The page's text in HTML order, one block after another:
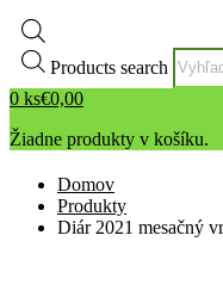
Products search
0 ks€0,00
Žiadne produkty v košíku.
Domov
Produkty
Diár 2021 mesačný